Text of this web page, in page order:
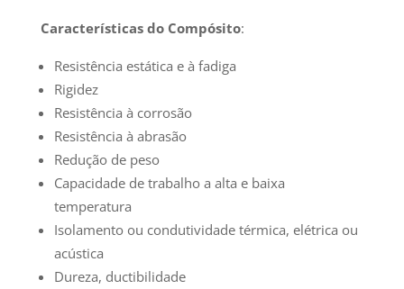
Características do Compósito:
Resistência estática e à fadiga
Rigidez
Resistência à corrosão
Resistência à abrasão
Redução de peso
Capacidade de trabalho a alta e baixa
temperatura
Isolamento ou condutividade térmica, elétrica ou
acústica
Dureza, ductibilidade